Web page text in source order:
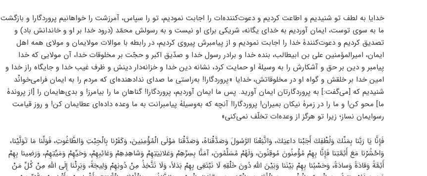
خدایا به لطف تو شنیدیم و اطاعت کردیم و دعوت‌کننده‌ات را اجابت نمودیم، تو را سپاس، آمرزشت را خواهانیم پروردگارا و بازگشت
ما به سوی توست، ایمان آوردیم به خدای یگانه، شریکی برای او نیست و به رسولش محمّد (درود خدا بر او و خاندانش باد) و
تصدیق کردیم و دعوت‌کنندۀ خدا را اجابت نمودیم و از پیامبرش پیروی کردیم، در رابطه با موالات مولایمان و مولای همه اهل
ایمان، امیرالمؤمنین علی بن ابیطالب، بنده خدا و برادر رسول خدا و صدّیق اکبر و حجّت بر مخلوقات خدا، آن مولایی که خدا
پیامبر و دین بر حق و آشکارش را به وسیلۀ او حمایت کرد، نشانه دین خدا و خزانه‌دار دینش و ظرف غیب خدا و جایگاه راز خدا و
امین خدا بر خلقش و گواه او در مخلوقاتش، خدایا «پروردگارا! به‌راستی ما صدای ندادهنده‌ای که مردم را به ایمان فرامی‌خوانْد
شنیدیم که [می‌گفت:] به پروردگارتان ایمان آورید. پس ما ایمان آوردیم، پروردگارا! گناهانِ ما را بیامرز! و بدی‌هایمان را [از پروندۀ
ما] محو کن! و ما را در زمرۀ نیکان بمیران‌! پروردگارا! آنچه که به‌وسیلۀ پیامبرانت به ما وعده داده‌ای عطایمان کن! و روز قیامت
رسوایمان نساز؛ زیرا تو هرگز از وعده‌ات تخلّف نمی‌کنی»
فَإِنَّا يَا رَبَّنا بِمَنِّكَ وَلُطْفِكَ أَجَبْنا داعِيَكَ، وَاتَّبَعْنَا الرَّسُولَ وَصَدَّقْناهُ، وَصَدَّقْنا مَوْلَى الْمُؤْمِنِينَ، وَكَفَرْنا بِالْجِبْتِ وَالطَّاغُوتِ، فَوَلِّنا مَا تَوَلَّيْنا،
وَاحْشُرْنا مَعَ أَئِمَّتِنا فَإِنَّا بِهِمْ مُؤْمِنُونَ مُوقِنُونَ، وَلَهُمْ مُسَلِّمُونَ، آمَنَّا بِسِرِّهِمْ وَعَلانِيَتِهِمْ وَشاهِدِهِمْ وَغائِبِهِمْ، وَحَيِّهِمْ وَمَيِّتِهِمْ، وَرَضِينا بِهِمْ
أَئِمَّةً وَقادَةً وَسادَةً، وَحَسْبُنا بِهِمْ بَيْنَنا وَبَيْنَ اللّٰهِ دُونَ خَلْقِهِ لَا نَبْتَغِى بِهِمْ بَدَلاً، وَلَا نَتَّخِذُ مِنْ دُونِهِمْ وَلِيجَةً، وَبَرِئْنا إِلَى اللّٰهِ مِنْ كُلِّ مَنْ